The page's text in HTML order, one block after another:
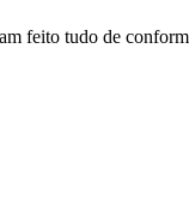
feito tudo de